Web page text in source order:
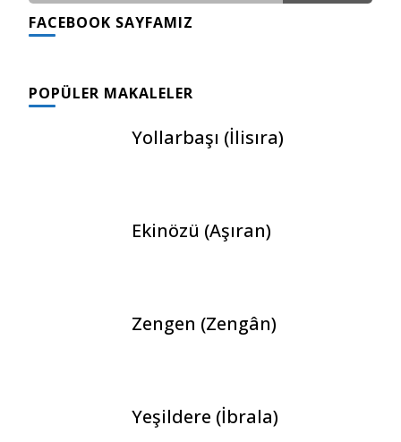
FACEBOOK SAYFAMIZ
POPÜLER MAKALELER
Yollarbaşı (İlisıra)
Ekinözü (Aşıran)
Zengen (Zengân)
Yeşildere (İbrala)